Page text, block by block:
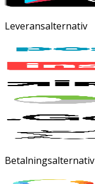
Leveransalternativ
Betalningsalternativ